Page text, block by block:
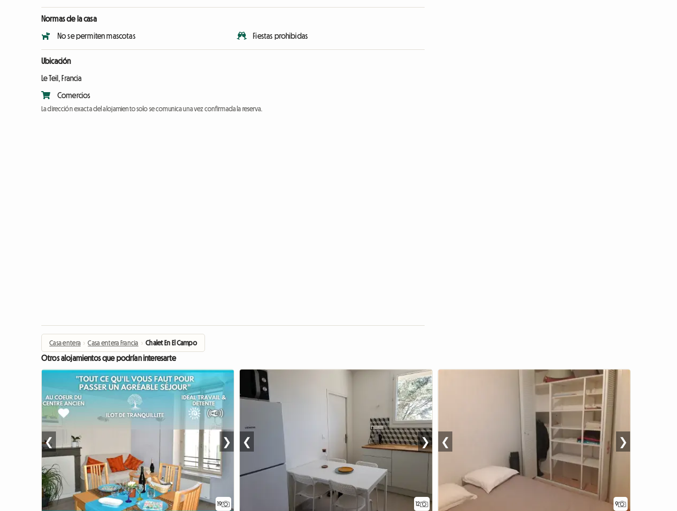
Normas de la casa
No se permiten mascotas Fiestas prohibidas
Ubicación
Le Teil, Francia
Comercios
La dirección exacta del alojamiento solo se comunica una vez confirmada la reserva.
Casa entera › Casa entera Francia › Chalet En El Campo
Otros alojamientos que podrían interesarte
19
❮ ❯
12
❮ ❯
9
❮ ❯